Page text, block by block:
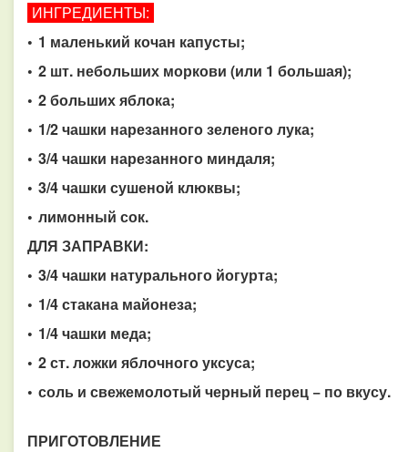
ИНГРЕДИЕНТЫ:
• 1 маленький кочан капусты;
• 2 шт. небольших моркови (или 1 большая);
• 2 больших яблока;
• 1/2 чашки нарезанного зеленого лука;
• 3/4 чашки нарезанного миндаля;
• 3/4 чашки сушеной клюквы;
• лимонный сок.
ДЛЯ ЗАПРАВКИ:
• 3/4 чашки натурального йогурта;
• 1/4 стакана майонеза;
• 1/4 чашки меда;
• 2 ст. ложки яблочного уксуса;
• соль и свежемолотый черный перец − по вкусу.
ПРИГОТОВЛЕНИЕ